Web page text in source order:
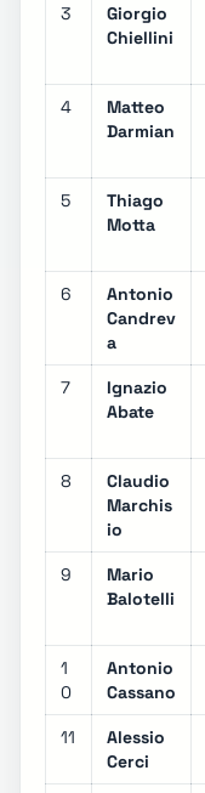
3
Giorgio
Chiellini
4
Matteo
Darmian
5
Thiago
Motta
6
Antonio
Candrev
a
7
Ignazio
Abate
8
Claudio
Marchis
io
9
Mario
Balotelli
1
0
Antonio
Cassano
11
Alessio
Cerci